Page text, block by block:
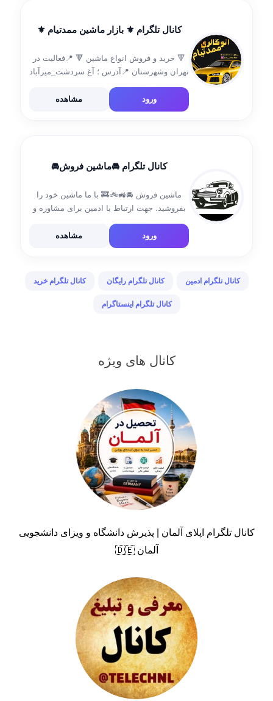
کانال تلگرام ⚜️ بازار ماشین‌ ممدتیام ⚜️
🔻 خرید و فروش انواع ماشین 🔻 📍فعالیت در
تهران و‌شهرستان 📍آدرس ؛ آ‌غ‌ سردشت_میرآباد
@mamad_shaa @Shahoohosseinzade13
ورود مشاهده
کانال تلگرام 🚘ماشین فروش🚘
ماشین فروش 🚘🚜🚲🚒 با ما ماشین خود را
بفروشید. جهت ارتباط با ادمین برای مشاوره و
ورود
مشاهده
کانال تلگرام ادمین کانال تلگرام رایگان کانال تلگرام خرید
کانال تلگرام اینستاگرام
کانال های ویژه
کانال تلگرام اپلای آلمان | پذیرش دانشگاه و ویزای دانشجویی
آلمان 🇩🇪